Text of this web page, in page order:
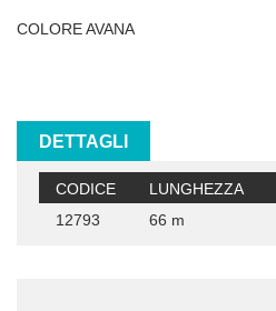
COLORE AVANA
DETTAGLI
CODICE LUNGHEZZA
12793
66 m